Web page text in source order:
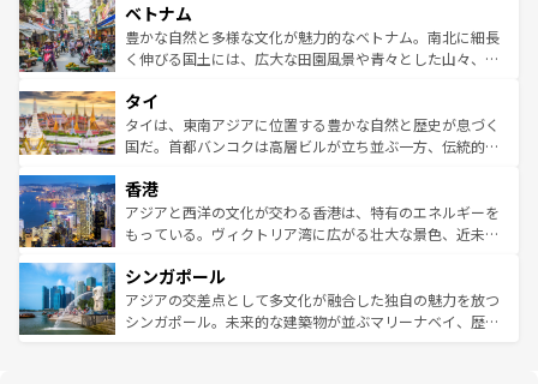
参照してほしい。
容にもいいと評判のスイーツなど、バラエティ豊かな料理
が味わえる。 なお、新着の台湾情報は コンテンツ一覧を参
照してほしい。
き、地方に足を延ばせば四季折々の自然美を楽しむことが
できる。そして、キムチや焼肉、絶品のストリートフード
まで、さまざまな韓国料理が待っている。夜には、韓国な
リティに包まれながら、韓国の多彩な魅力を心ゆくまで味
わってみてほしい。 なお、新着の韓国情報はコンテンツ一
覧を参照してほしい。
ベトナム
豊かな自然と多様な文化が魅力的なベトナム。南北に細長
く伸びる国土には、広大な田園風景や青々とした山々、世
急速な発展と共に伝統が息づく。ハノイの古い町並みやホ
ーチミン市のフランス統治時代の建物も、独特の雰囲気を
醸し出している。また、バラエティの豊かさとおいしさで
とつ。フォーやバインミー、ベトナムコーヒーなどは、ぜ
ひ現地で味わいたい。どの地域を訪れてもあたたかい人々
が旅行者を迎えてくれるので、きっと忘れられない旅にな
参照してほしい。
タイ
タイは、東南アジアに位置する豊かな自然と歴史が息づく
国だ。首都バンコクは高層ビルが立ち並ぶ一方、伝統的な
の活気が交差している。北部ではチェンマイなどの山岳地
帯で自然と触れ合い、南部ではプーケットやクラビの美し
いビーチでリゾート気分を楽しむことができる。タイ料理
激する。気候は一年中温暖で、どの季節にも異なる楽しみ
が待っている。親しみやすいタイの人々、仏教を中心とし
た文化、そして多様な観光資源が、訪れる旅人を魅了し続
香港
アジアと西洋の文化が交わる香港は、特有のエネルギーを
もっている。ヴィクトリア湾に広がる壮大な景色、近未来
み、どこを訪れても感動するはず。観光スポットが密集し
ており、効率よく見どころを回れるのも魅力。息をのむよ
うな絶景から文化的な体験まで、香港を存分に楽しみ尽く
シンガポール
アジアの交差点として多文化が融合した独自の魅力を放つ
シンガポール。未来的な建築物が並ぶマリーナベイ、歴史